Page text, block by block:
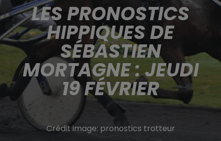
LES PRONOSTICS
HIPPIQUES DE
SÉBASTIEN
MORTAGNE : JEUDI
19 FÉVRIER
Crédit image: pronostics trotteur